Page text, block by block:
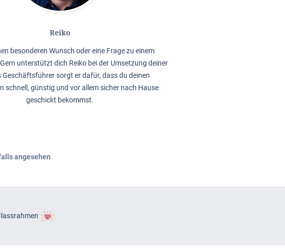
Reiko
besonderen Wunsch oder eine Frage zu einem
unterstützt dich Reiko bei der Umsetzung deiner
Geschäftsführer sorgt er dafür, dass du deinen
schnell, günstig und vor allem sicher nach Hause
geschickt bekommst.
angesehen